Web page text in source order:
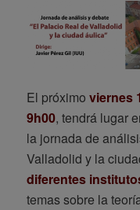
El próximo viernes
9h00, tendrá lugar
la jornada de
Valladolid y la
diferentes
temas sobre la